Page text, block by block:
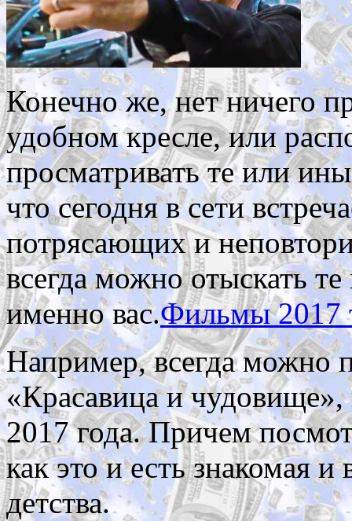
Конечно же, нет ничего
удобном кресле, или
просматривать те или
что сегодня в сети
потрясающих и
всегда можно отыскать
именно вас.Фильмы 2017
Например, всегда можно
«Красавица и чудовище»,
2017 года. Причем
как это и есть знакомая
детства.